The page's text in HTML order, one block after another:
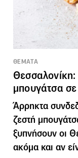
ΘΕΜΑΤΑ
μπουγάτσα
Άρρηκτα
ζεστή
ξυπνήσουν οι
ακόμα και αν